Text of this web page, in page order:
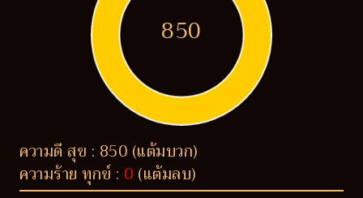
850
ความดี สุข : 850 (แต้มบวก)
ความร้าย ทุกข์ : 0 (แต้มลบ)